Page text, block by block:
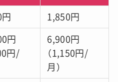
1,850円
円
円/
6,900円
（1,150円/
月）